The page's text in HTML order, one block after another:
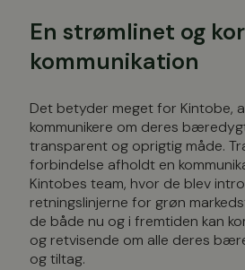
En strømlinet og
kommunikation
Det betyder meget for Kintobe,
kommunikere om deres
transparent og oprigtig måde.
forbindelse afholdt en
Kintobes team, hvor de blev
retningslinjerne for grøn
de både nu og i fremtiden kan
og retvisende om alle deres
og tiltag.